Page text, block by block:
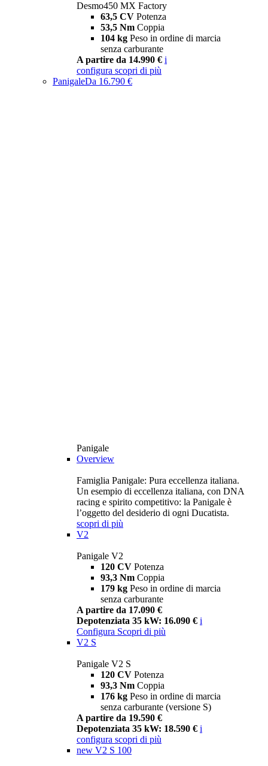
Desmo450 MX Factory
63,5 CV Potenza
53,5 Nm Coppia
104 kg Peso in ordine di marcia
senza carburante
A partire da 14.990 € i
configura scopri di più
PanigaleDa 16.790 €
Panigale
Overview
Famiglia Panigale: Pura eccellenza italiana.
Un esempio di eccellenza italiana, con DNA
racing e spirito competitivo: la Panigale è
l’oggetto del desiderio di ogni Ducatista.
scopri di più
V2
Panigale V2
120 CV Potenza
93,3 Nm Coppia
179 kg Peso in ordine di marcia
senza carburante
A partire da 17.090 €
Depotenziata 35 kW: 16.090 € i
Configura Scopri di più
V2 S
Panigale V2 S
120 CV Potenza
93,3 Nm Coppia
176 kg Peso in ordine di marcia
senza carburante (versione S)
A partire da 19.590 €
Depotenziata 35 kW: 18.590 € i
configura scopri di più
new V2 S 100